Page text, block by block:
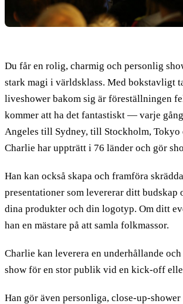
Du får en rolig, charmig och personlig
stark magi i världsklass. Med bokstavligt
liveshower bakom sig är föreställningen
kommer att ha det fantastiskt — varje
Angeles till Sydney, till Stockholm,
Charlie har uppträtt i 76 länder och gör
Han kan också skapa och framföra
presentationer som levererar ditt budskap
dina produkter och din logotyp. Om ditt
han en mästare på att samla folkmassor.
Charlie kan leverera en underhållande
show för en stor publik vid en kick-off
Han gör även personliga, close-up-